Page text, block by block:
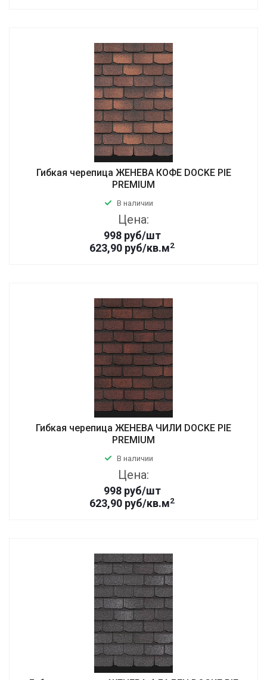
Гибкая черепица ЖЕНЕВА КОФЕ DOCKE PIE
PREMIUM
В наличии
Цена:
998 руб/шт
623,90 руб/кв.м2
Гибкая черепица ЖЕНЕВА ЧИЛИ DOCKE PIE
PREMIUM
В наличии
Цена:
998 руб/шт
623,90 руб/кв.м2